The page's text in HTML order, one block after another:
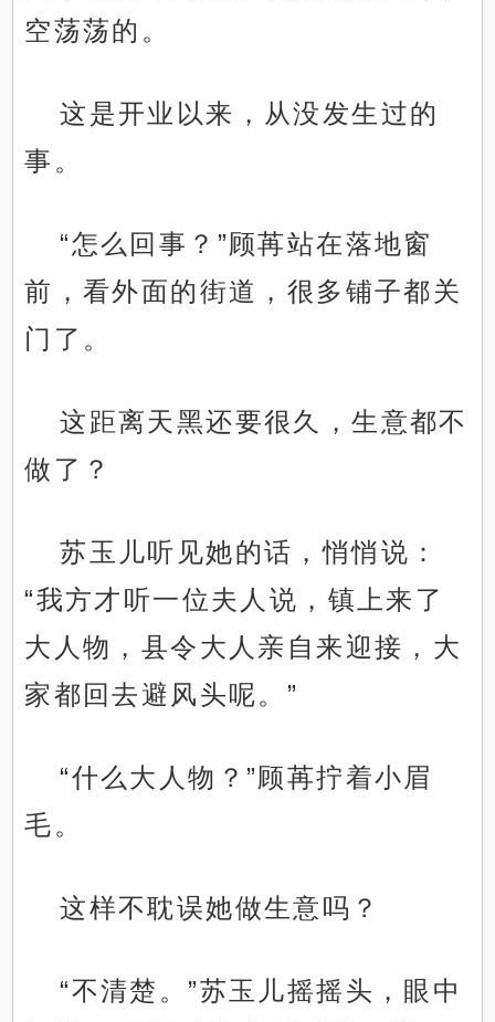
空荡荡的。
这是开业以来，从没发生过的
事。
“怎么回事？”顾苒站在落地窗
前，看外面的街道，很多铺子都关
门了。
这距离天黑还要很久，生意都不
做了？
苏玉儿听见她的话，悄悄说：
“我方才听一位夫人说，镇上来了
大人物，县令大人亲自来迎接，大
家都回去避风头呢。”
“什么大人物？”顾苒拧着小眉
毛。
这样不耽误她做生意吗？
“不清楚。”苏玉儿摇摇头，眼中